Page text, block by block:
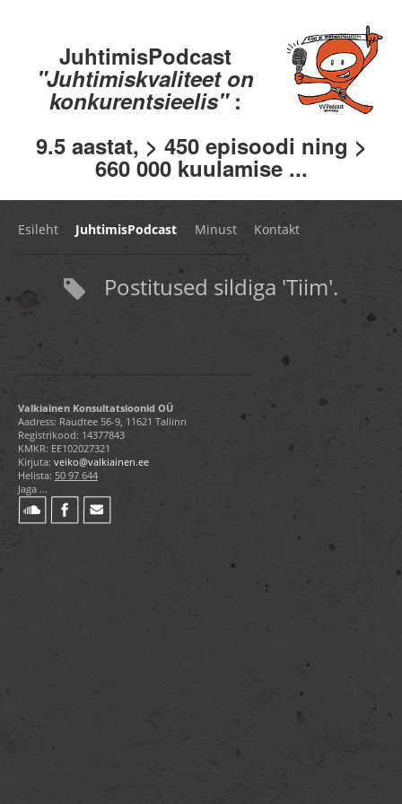
JuhtimisPodcast
"Juhtimiskvaliteet on
konkurentsieelis" :
9.5 aastat, > 450 episoodi ning >
660 000 kuulamise ...
Esileht JuhtimisPodcast Minust Kontakt
Postitused sildiga 'Tiim'.
Valkiainen Konsultatsioonid OÜ
Aadress: Raudtee 56-9, 11621 Tallinn
Registrikood: 14377843
KMKR: EE102027321
Kirjuta: veiko@valkiainen.ee
Helista: 50 97 644
Jaga ...